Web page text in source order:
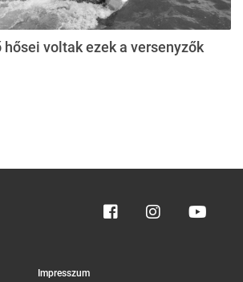
hősei voltak ezek a versenyzők
Impresszum